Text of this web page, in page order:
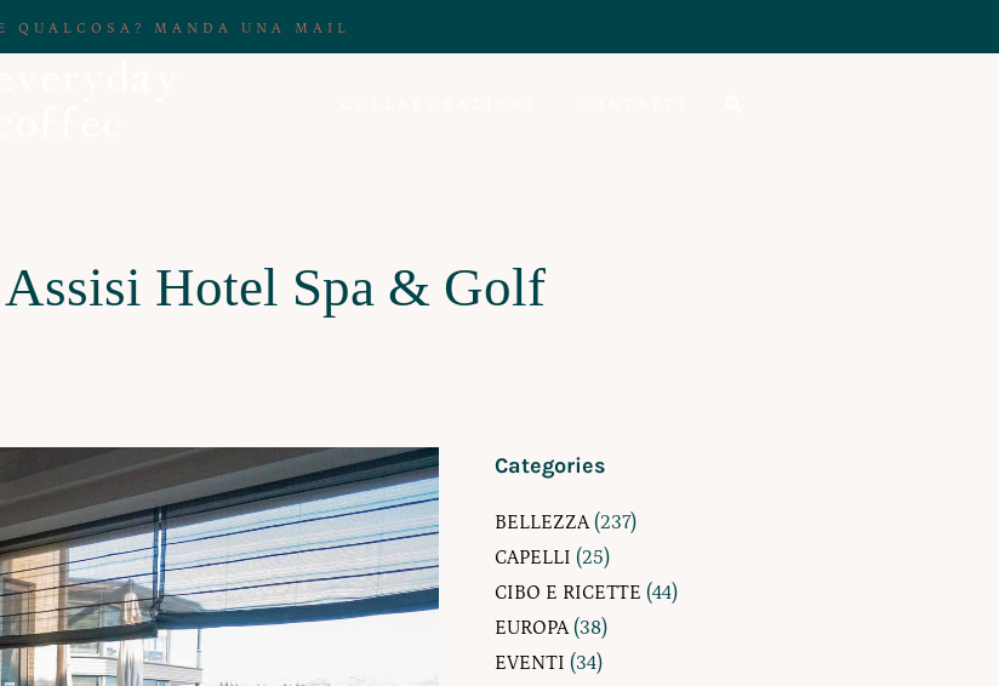
QUALCOSA? MANDA UNA MAIL
Hotel Spa & Golf
Categories
BELLEZZA(237)
CAPELLI (25)
CIBO E RICETTE (44)
EUROPA(38)
EVENTI (34)